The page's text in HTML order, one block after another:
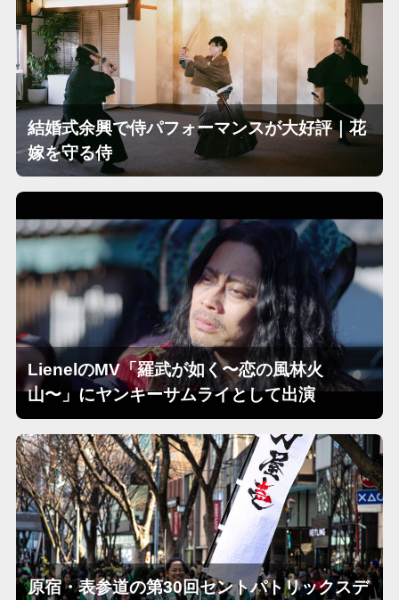
結婚式余興で侍パフォーマンスが大好評｜花
嫁を守る侍
LienelのMV「羅武が如く〜恋の風林火
山〜」にヤンキーサムライとして出演
原宿・表参道の第30回セントパトリックスデ